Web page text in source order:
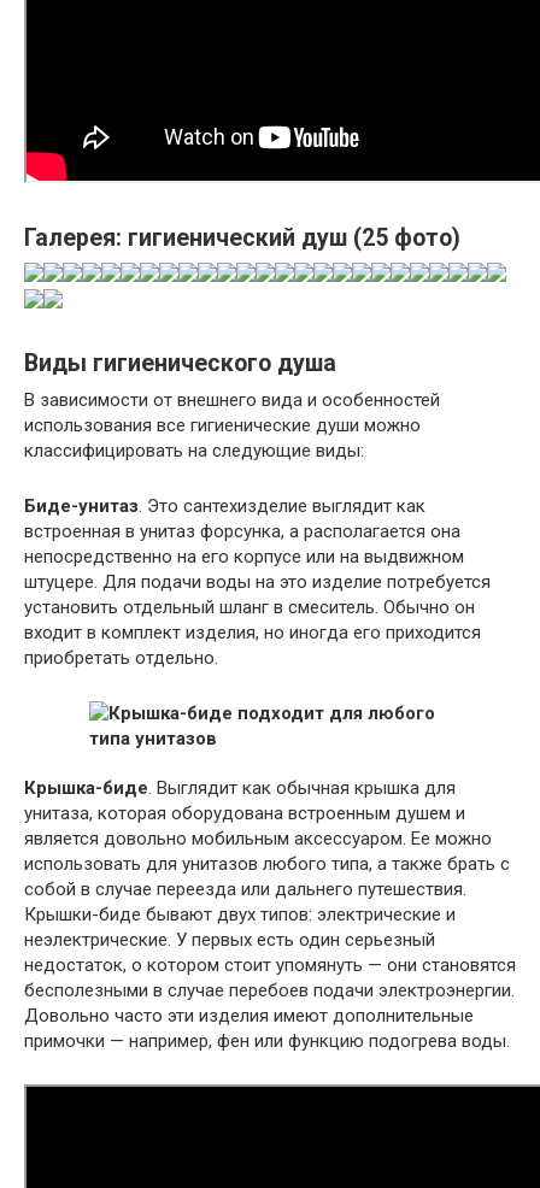
Галерея: гигиенический душ (25 фото)
Виды гигиенического душа
В зависимости от внешнего вида и особенностей
использования все гигиенические души можно
классифицировать на следующие виды:
Биде-унитаз . Это сантехизделие выглядит как
встроенная в унитаз форсунка, а располагается она
непосредственно на его корпусе или на выдвижном
штуцере. Для подачи воды на это изделие потребуется
установить отдельный шланг в смеситель. Обычно он
входит в комплект изделия, но иногда его приходится
приобретать отдельно.
Крышка-биде . Выглядит как обычная крышка для
унитаза, которая оборудована встроенным душем и
является довольно мобильным аксессуаром. Ее можно
использовать для унитазов любого типа, а также брать с
собой в случае переезда или дальнего путешествия.
Крышки-биде бывают двух типов: электрические и
неэлектрические. У первых есть один серьезный
недостаток, о котором стоит упомянуть — они становятся
бесполезными в случае перебоев подачи электроэнергии.
Довольно часто эти изделия имеют дополнительные
примочки — например, фен или функцию подогрева воды.